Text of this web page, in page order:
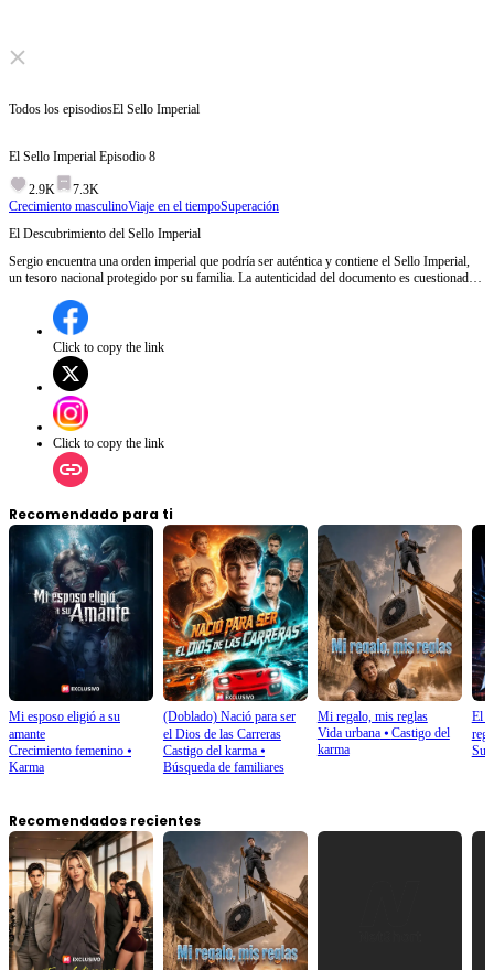
Todos los episodiosEl Sello Imperial
El Sello Imperial Episodio 8
2.9K
7.3K
Crecimiento masculinoViaje en el tiempoSuperación
El Descubrimiento del Sello Imperial
Sergio encuentra una orden imperial que podría ser auténtica y contiene el Sello Imperial,
un tesoro nacional protegido por su familia. La autenticidad del documento es cuestionada,
secretos oculta el Sello Imperial y cómo afectará su descubrimiento a Sergio y su familia?
Click to copy the link
Click to copy the link
Recomendado para ti
Mi esposo eligió a su
amante
Crecimiento femenino ⦁
Karma
(Doblado) Nació para ser
el Dios de las Carreras
Castigo del karma⦁
Búsqueda de familiares
Mi regalo, mis reglas
Vida urbana⦁ Castigo del
karma
El
Recomendados recientes